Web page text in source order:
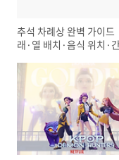
추석 차례상 완벽 가이
래·열 배치·음식 위치·